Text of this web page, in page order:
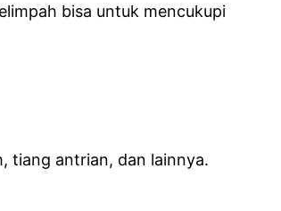
bisa untuk mencukupi
tiang antrian, dan lainnya.